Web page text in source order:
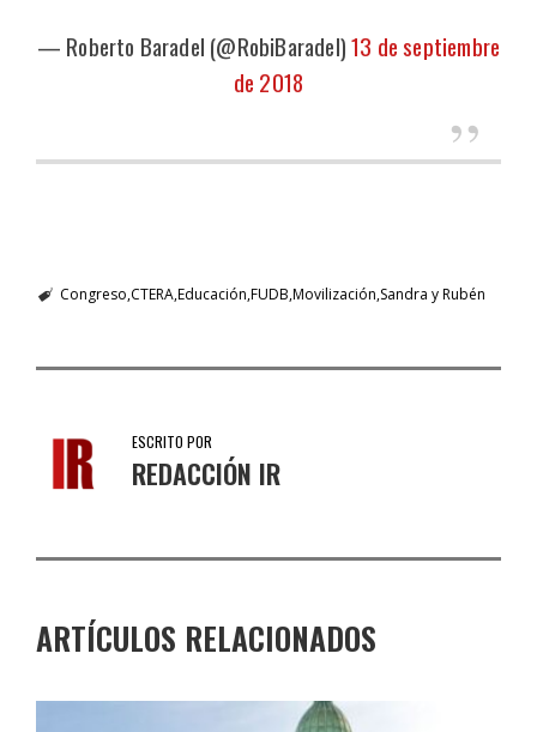
— Roberto Baradel (@RobiBaradel)13 de septiembre
de 2018
Congreso CTERAEducación FUDB Movilización Sandra y Rubén
ESCRITO POR
REDACCIÓN IR
ARTÍCULOS RELACIONADOS